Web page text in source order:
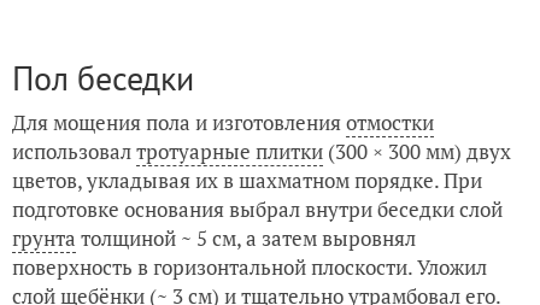
Пол беседки
Для мощения пола и изготовленияотмостки
использовалтротуарные плитки (300 × 300 мм) двух
цветов, укладывая их в шахматном порядке. При
подготовке основания выбрал внутри беседки слой
грунта толщиной ~ 5 см, а затем выровнял
поверхность в горизонтальной плоскости. Уложил
слой щебёнки (~ 3 см) и тщательно утрамбовал его.